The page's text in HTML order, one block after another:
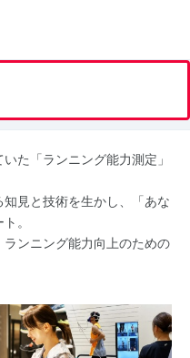
た「ランニング能力測定」
見と技術を生かし、「あな
。
ンニング能力向上のための